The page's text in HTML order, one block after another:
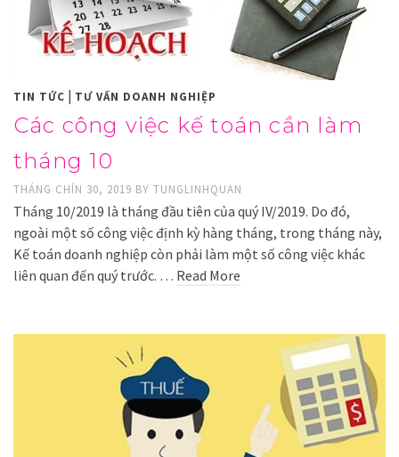
TIN TỨC | TƯ VẤN DOANH NGHIỆP
Các công việc kế toán cần làm
tháng 10
THÁNG CHÍN 30, 2019 BY TUNGLINHQUAN
Tháng 10/2019 là tháng đầu tiên của quý IV/2019. Do đó,
ngoài một số công việc định kỳ hàng tháng, trong tháng này,
Kế toán doanh nghiệp còn phải làm một số công việc khác
liên quan đến quý trước. … Read More